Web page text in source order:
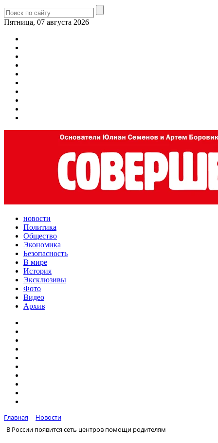
Пятница, 07 августа 2026
новости
Политика
Общество
Экономика
Безопасность
В мире
История
Эксклюзивы
Фото
Видео
Архив
Главная
Новости
В России появится сеть центров помощи родителям